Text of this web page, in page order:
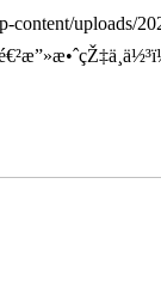
content/uploads/